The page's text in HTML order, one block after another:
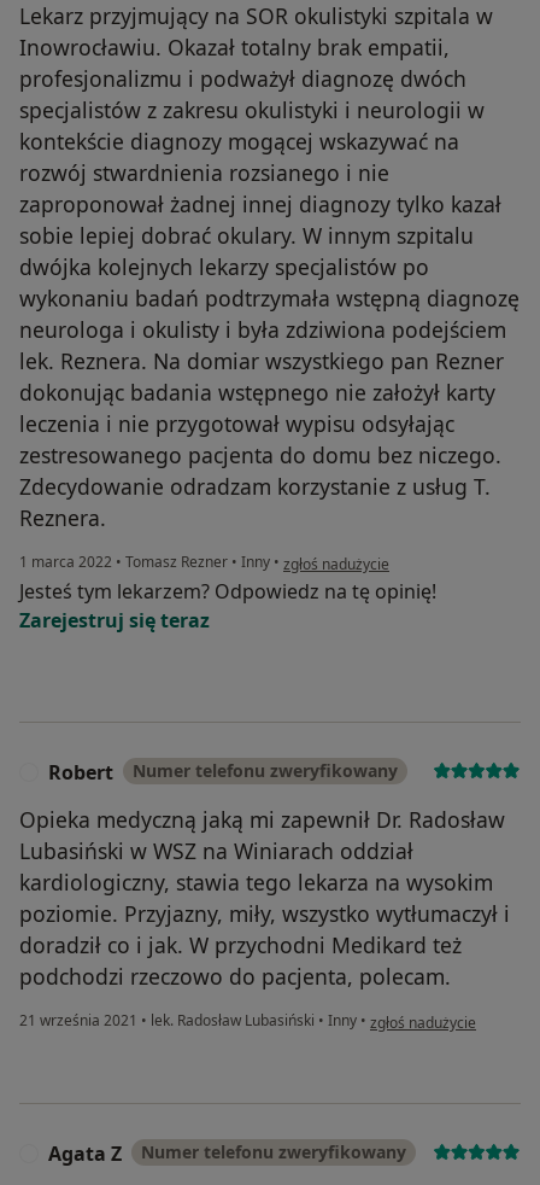
Lekarz przyjmujący na SOR okulistyki szpitala w
Inowrocławiu. Okazał totalny brak empatii,
profesjonalizmu i podważył diagnozę dwóch
specjalistów z zakresu okulistyki i neurologii w
kontekście diagnozy mogącej wskazywać na
rozwój stwardnienia rozsianego i nie
zaproponował żadnej innej diagnozy tylko kazał
sobie lepiej dobrać okulary. W innym szpitalu
dwójka kolejnych lekarzy specjalistów po
wykonaniu badań podtrzymała wstępną diagnozę
neurologa i okulisty i była zdziwiona podejściem
lek. Reznera. Na domiar wszystkiego pan Rezner
dokonując badania wstępnego nie założył karty
leczenia i nie przygotował wypisu odsyłając
zestresowanego pacjenta do domu bez niczego.
Zdecydowanie odradzam korzystanie z usług T.
Reznera.
1 marca 2022 • Tomasz Rezner • Inny • w opinii użytkownika A. B.
zgłoś nadużycie
Jesteś tym lekarzem? Odpowiedz na tę opinię!
Zarejestruj się teraz
Robert Numer telefonu zweryfikowany
Opieka medyczną jaką mi zapewnił Dr. Radosław
Lubasiński w WSZ na Winiarach oddział
kardiologiczny, stawia tego lekarza na wysokim
poziomie. Przyjazny, miły, wszystko wytłumaczył i
doradził co i jak. W przychodni Medikard też
podchodzi rzeczowo do pacjenta, polecam.
21 września 2021 • lek. Radosław Lubasiński • Inny • w opinii użytkownika
zgłoś nadużycie
Agata Z Numer telefonu zweryfikowany